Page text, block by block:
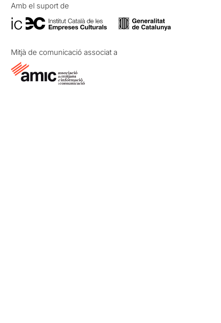
Amb el suport de
Mitjà de comunicació associat a